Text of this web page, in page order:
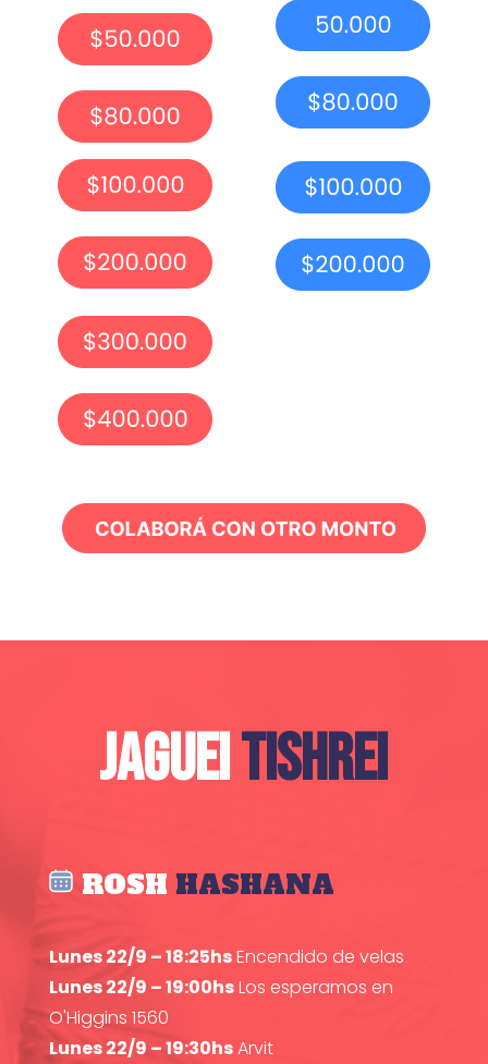
JAGUEITISHREI
ROSH HASHANA
Lunes 22/9 – 18:25hsEncendido de velas
Lunes 22/9 – 19:00hsLos esperamos en
O'Higgins 1560
Lunes 22/9 – 19:30hsArvit